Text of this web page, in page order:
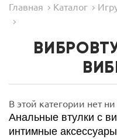
Главная Каталог
В этой категории нет
Анальные втулки с
интимные